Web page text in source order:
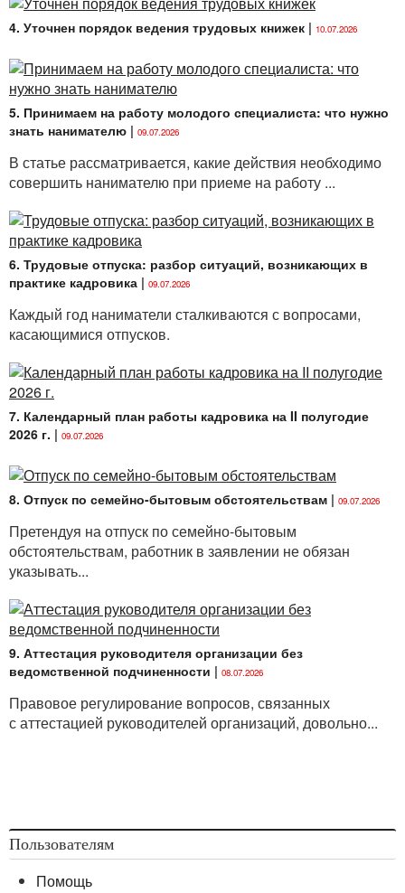
4. Уточнен порядок ведения трудовых книжек | 10.07.2026
5. Принимаем на работу молодого специалиста: что нужно
знать нанимателю | 09.07.2026
В статье рассматривается, какие действия необходимо
совершить нанимателю при приеме на работу ...
6. Трудовые отпуска: разбор ситуаций, возникающих в
практике кадровика | 09.07.2026
Каждый год наниматели сталкиваются с вопросами,
касающимися отпусков.
7. Календарный план работы кадровика на II полугодие
2026 г. | 09.07.2026
8. Отпуск по семейно-бытовым обстоятельствам | 09.07.2026
Претендуя на отпуск по семейно-бытовым
обстоятельствам, работник в заявлении не обязан
указывать...
9. Аттестация руководителя организации без
ведомственной подчиненности | 08.07.2026
Правовое регулирование вопросов, связанных
с аттестацией руководителей организаций, довольно...
Пользователям
Помощь